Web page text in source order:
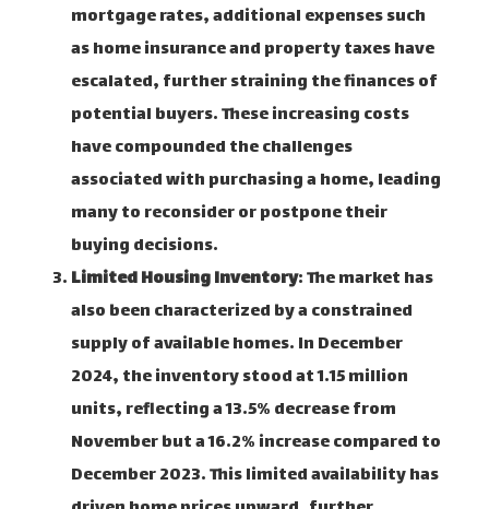
mortgage rates, additional expenses such
as home insurance and property taxes have
escalated, further straining the finances of
potential buyers. These increasing costs
have compounded the challenges
associated with purchasing a home, leading
many to reconsider or postpone their
buying decisions.
Limited Housing Inventory: The market has
also been characterized by a constrained
supply of available homes. In December
2024, the inventory stood at 1.15 million
units, reflecting a 13.5% decrease from
November but a 16.2% increase compared to
December 2023. This limited availability has